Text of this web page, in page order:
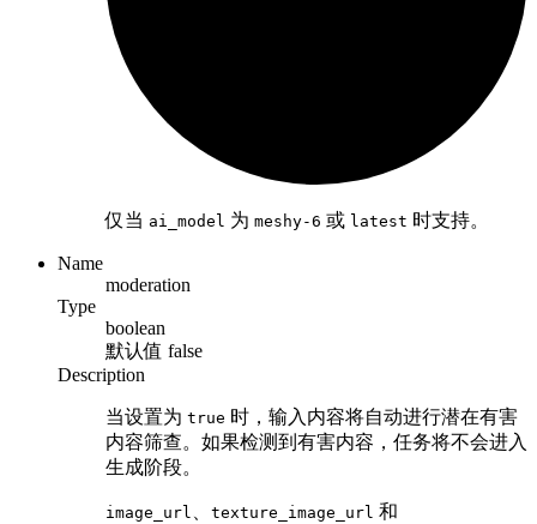
仅当 ai_model 为 meshy-6 或 latest 时支持。
Name
moderation
Type
boolean
默认值 false
Description
当设置为 true 时，输入内容将自动进行潜在有害
内容筛查。如果检测到有害内容，任务将不会进入
生成阶段。
image_url texture_image_url 和